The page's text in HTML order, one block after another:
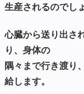
生産されるのでし
心臓から送り出さ
り、身体の
隅々まで行き渡り
給します。